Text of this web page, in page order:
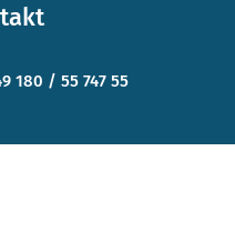
180 / 55 747 55